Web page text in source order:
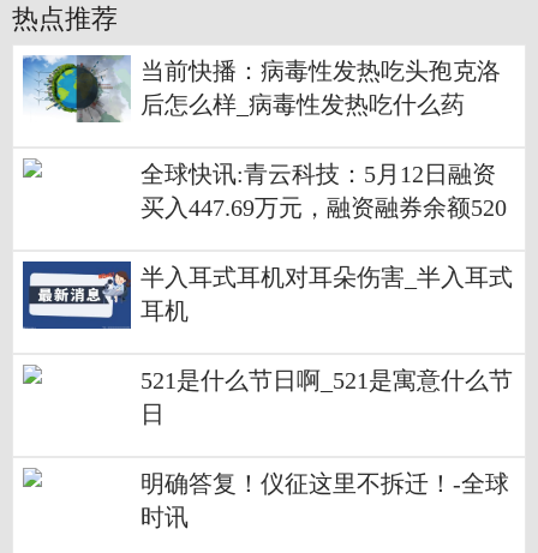
热点推荐
当前快播：病毒性发热吃头孢克洛
后怎么样_病毒性发热吃什么药
全球快讯:青云科技：5月12日融资
买入447.69万元，融资融券余额520
半入耳式耳机对耳朵伤害_半入耳式
耳机
521是什么节日啊_521是寓意什么节
日
明确答复！仪征这里不拆迁！-全球
时讯